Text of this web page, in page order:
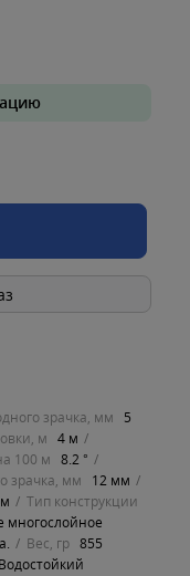
зрачка, мм
5
м 4 м
100 м 8.2 °
зрачка, мм
12 мм
Тип конструкции
многослойное
Вес, гр 855
Водостойкий